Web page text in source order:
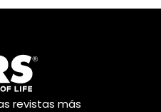
revistas más